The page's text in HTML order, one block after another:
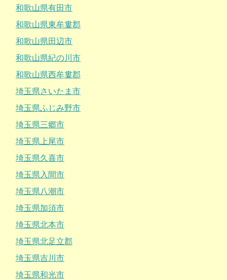
和歌山県有田市
和歌山県東牟婁郡
和歌山県田辺市
和歌山県紀の川市
和歌山県西牟婁郡
埼玉県さいたま市
埼玉県ふじみ野市
埼玉県三郷市
埼玉県上尾市
埼玉県久喜市
埼玉県入間市
埼玉県八潮市
埼玉県加須市
埼玉県北本市
埼玉県北足立郡
埼玉県吉川市
埼玉県和光市